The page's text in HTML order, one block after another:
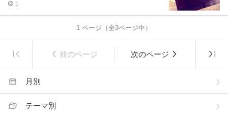
1
1 ページ（全3ページ中）
前のページ 次のページ
月別
テーマ別